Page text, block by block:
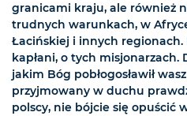
granicami kraju, ale również
trudnych warunkach, w
Łacińskiej i innych
kapłani, o tych misjonarzach.
jakim Bóg pobłogosławił
przyjmowany w duchu
polscy, nie bójcie się opuścić